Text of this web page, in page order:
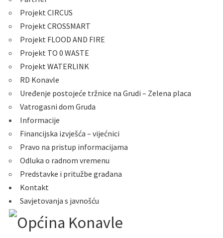
Projekt CIRCUS
Projekt CROSSMART
Projekt FLOOD AND FIRE
Projekt TO 0 WASTE
Projekt WATERLINK
RD Konavle
Uređenje postojeće tržnice na Grudi – Zelena placa
Vatrogasni dom Gruda
Informacije
Financijska izvješća – vijećnici
Pravo na pristup informacijama
Odluka o radnom vremenu
Predstavke i pritužbe građana
Kontakt
Savjetovanja s javnošću